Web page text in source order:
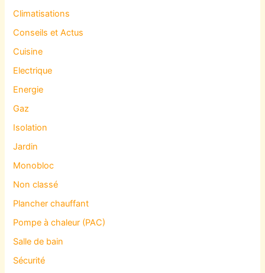
Climatisations
Conseils et Actus
Cuisine
Electrique
Energie
Gaz
Isolation
Jardin
Monobloc
Non classé
Plancher chauffant
Pompe à chaleur (PAC)
Salle de bain
Sécurité